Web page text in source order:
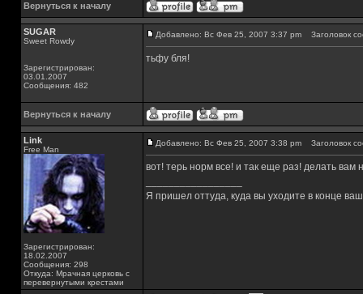
Вернуться к началу
SUGAR
Sweet Rowdy
Зарегистрирован:
03.01.2007
Сообщения: 482
Добавлено: Вс Фев 25, 2007 3:37 pm Заголовок
тьфу бля!
Вернуться к началу
Link
Free Man
Зарегистрирован:
18.02.2007
Сообщения: 298
Откуда: Мрачная церковь с
перевернутыми крестами
Добавлено: Вс Фев 25, 2007 3:38 pm Заголовок
вот! терь норм все! и так еще раз! делать вам
Я пришел оттуда, куда вы уходите в конце